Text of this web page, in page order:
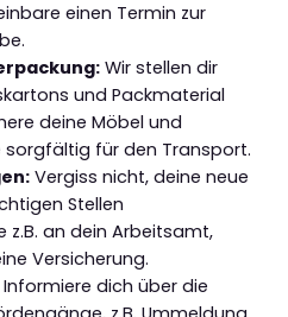
einen Termin zur
Wir stellen dir
und Packmaterial
deine Möbel und
für den Transport.
Vergiss nicht, deine neue
Stellen
z.B. an dein Arbeitsamt,
Versicherung.
dich über die